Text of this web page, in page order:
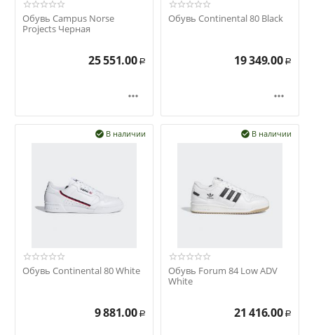
Обувь Campus Norse
Projects Черная
25 551.00 Р

Обувь Continental 80 Black
19 349.00 Р

В наличии

Обувь Continental 80 White
9 881.00 Р
В наличии

Обувь Forum 84 Low ADV
White
21 416.00 Р